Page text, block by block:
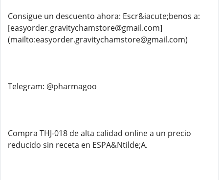
Consigue un descuento ahora: Escr&iacute;benos a:
[easyorder.gravitychamstore@gmail.com]
(mailto:easyorder.gravitychamstore@gmail.com)
Telegram: @pharmagoo
Compra THJ-018 de alta calidad online a un precio
reducido sin receta en ESPA&Ntilde;A.